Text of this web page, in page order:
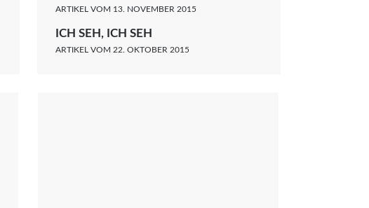
ARTIKEL VOM 13. NOVEMBER 2015
ICH SEH, ICH SEH
ARTIKEL VOM 22. OKTOBER 2015